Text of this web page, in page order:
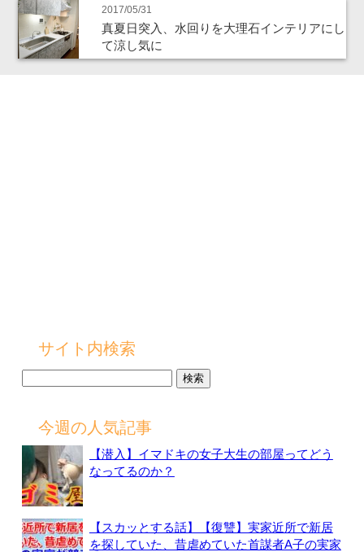
2017/05/31
真夏日突入、水回りを大理石インテリアにし
て涼し気に
サイト内検索
今週の人気記事
【潜入】イマドキの女子大生の部屋ってどう
なってるのか？
【スカッとする話】【復讐】実家近所で新居
を探していた、昔虐めていた首謀者A子の実家